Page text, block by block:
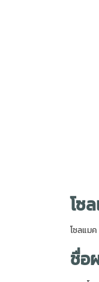
โซ
โซลแมค
ชื่อ